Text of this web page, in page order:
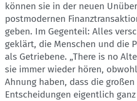
können sie in der neuen
postmodernen
geben. Im Gegenteil: Alles
geklärt, die Menschen und die
als Getriebene. „There is no
sie immer wieder hören,
Ahnung haben, dass die
Entscheidungen eigentlich